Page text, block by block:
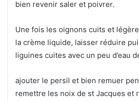
bien revenir saler et poivrer.
Une fois les oignons cuits et
la crème liquide, laisser réduire
liguines cuites avec un peu d’eau
ajouter le persil et bien remuer
remettre les noix de st Jacques et